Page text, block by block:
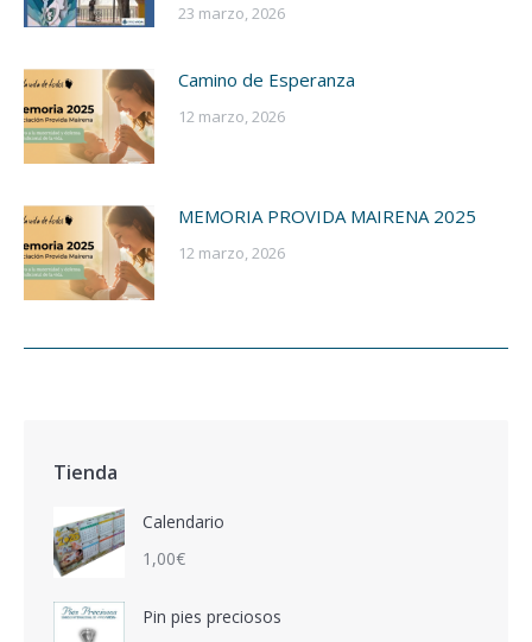
23 marzo, 2026
Camino de Esperanza
12 marzo, 2026
MEMORIA PROVIDA MAIRENA 2025
12 marzo, 2026
Tienda
Calendario
1,00€
Pin pies preciosos